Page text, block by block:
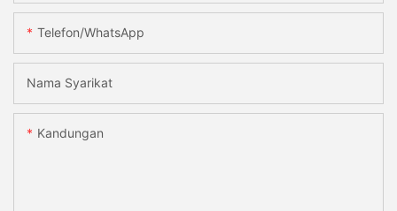
Telefon/whatsApp
Nama Syarikat
Kandungan